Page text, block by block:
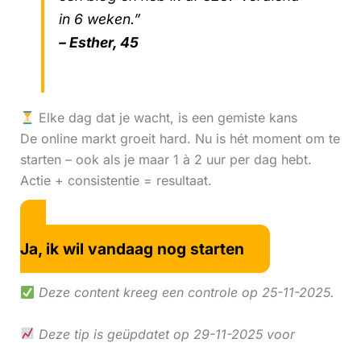
in 6 weken.”
– Esther, 45
Elke dag dat je wacht, is een gemiste kans
De online markt groeit hard. Nu is hét moment om te
starten – ook als je maar 1 à 2 uur per dag hebt.
Actie + consistentie = resultaat.
Ja, ik wil vandaag nog starten
Deze content kreeg een controle op 25-11-2025.
Deze tip is geüpdatet op 29-11-2025 voor